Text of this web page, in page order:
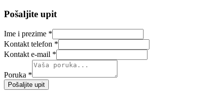
Pošaljite upit
Ime i prezime *
Kontakt telefon *
Kontakt e-mail *
Poruka *
Pošaljite upit